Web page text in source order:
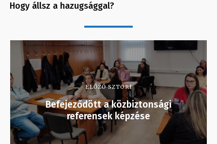
Hogy állsz a hazugsággal?
ELŐZŐ SZTORI
Befejeződött a közbiztonsági
referensek képzése